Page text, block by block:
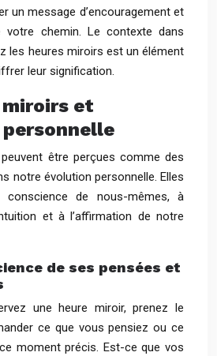
un message d’encouragement et
votre chemin. Le contexte dans
les heures miroirs est un élément
leur signification.
miroirs et
être perçues comme des
notre évolution personnelle. Elles
de nous-mêmes, à
et à l’affirmation de notre
de ses pensées et
une heure miroir, prenez le
ce que vous pensiez ou ce
moment précis. Est-ce que vos